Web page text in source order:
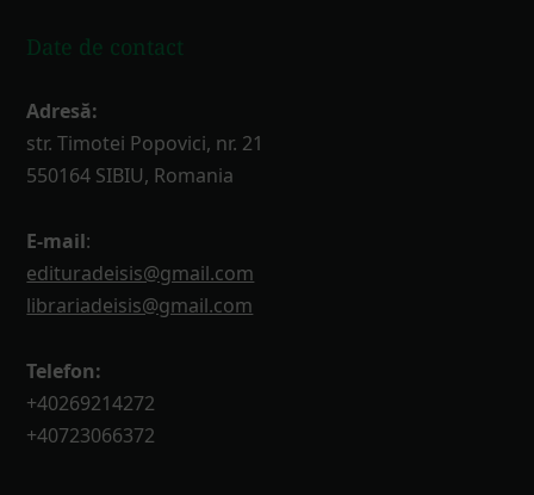
Date de contact
Adresă:
str. Timotei Popovici, nr. 21
550164 SIBIU, Romania
E-mail:
edituradeisis@gmail.com
librariadeisis@gmail.com
Telefon:
+40269214272
+40723066372